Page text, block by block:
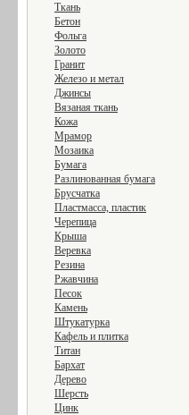
Ткань
Бетон
Фольга
Золото
Гранит
Железо и метал
Джинсы
Вязаная ткань
Кожа
Мрамор
Мозаика
Бумага
Разлинованная бумага
Брусчатка
Пластмасса, пластик
Черепица
Крыша
Веревка
Резина
Ржавчина
Песок
Камень
Штукатурка
Кафель и плитка
Титан
Бархат
Дерево
Шерсть
Цинк